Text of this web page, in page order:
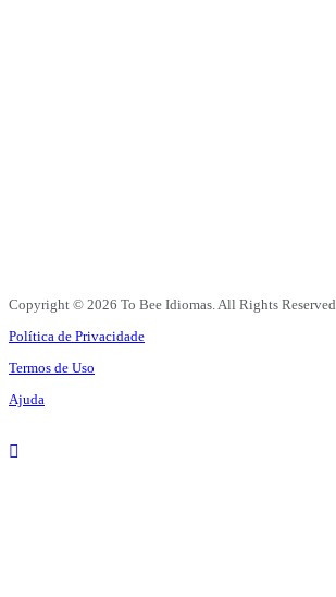
Copyright © 2026 To Bee Idiomas. All Rights Reserved
Política de Privacidade
Termos de Uso
Ajuda